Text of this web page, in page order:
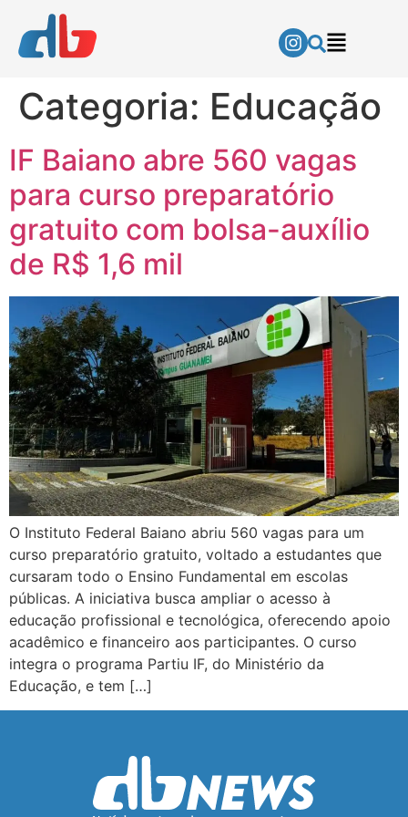
Categoria: Educação
IF Baiano abre 560 vagas
para curso preparatório
gratuito com bolsa-auxílio
de R$ 1,6 mil
O Instituto Federal Baiano abriu 560 vagas para um
curso preparatório gratuito, voltado a estudantes que
cursaram todo o Ensino Fundamental em escolas
públicas. A iniciativa busca ampliar o acesso à
educação profissional e tecnológica, oferecendo apoio
acadêmico e financeiro aos participantes. O curso
integra o programa Partiu IF, do Ministério da
Educação, e tem […]